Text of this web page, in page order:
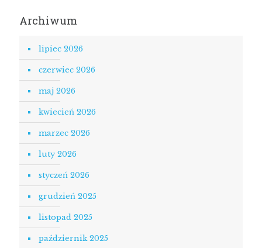
Archiwum
lipiec 2026
czerwiec 2026
maj 2026
kwiecień 2026
marzec 2026
luty 2026
styczeń 2026
grudzień 2025
listopad 2025
październik 2025